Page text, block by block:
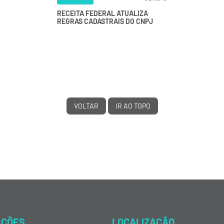
RECEITA FEDERAL ATUALIZA
REGRAS CADASTRAIS DO CNPJ
VOLTAR IR AO TOPO